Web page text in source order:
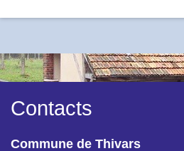
Contacts
Commune de Thivars